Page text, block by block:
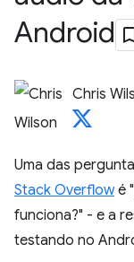
Android
Chris
Uma das
Stack Overflowé
funciona?" - e a
testando no